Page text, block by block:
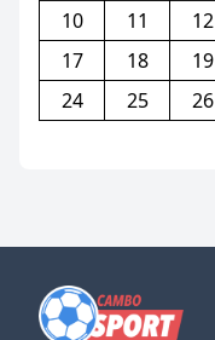
10
11 12
17
18 19
24
25 26